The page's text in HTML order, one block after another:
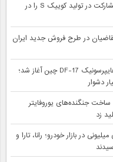
سایپا شرایط فروش مشارکت در تولید کوییک S را در
متقاضیان در طرح فروش جدید ایران
استقرار انبوه موشک هایپرسونیک DF-17 چین آغاز شد؛
دشوار
شرکت BAE Systems ساخت جنگنده‌های یوروفایتر
زد
در بازار خودرو؛ رانا، تارا و